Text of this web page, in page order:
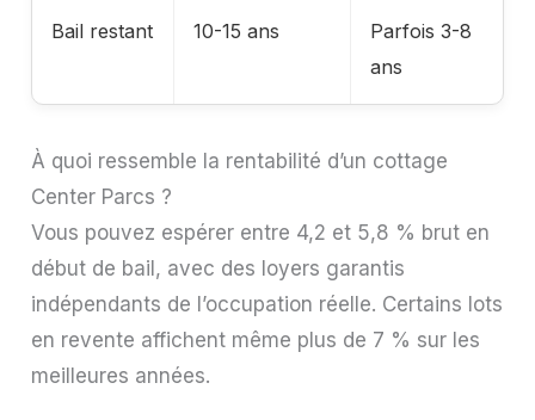
Bail restant 10-15 ans
Parfois 3-8
ans
À quoi ressemble la rentabilité d’un cottage
Center Parcs ?
Vous pouvez espérer entre 4,2 et 5,8 % brut en
début de bail, avec des loyers garantis
indépendants de l’occupation réelle. Certains lots
en revente affichent même plus de 7 % sur les
meilleures années.